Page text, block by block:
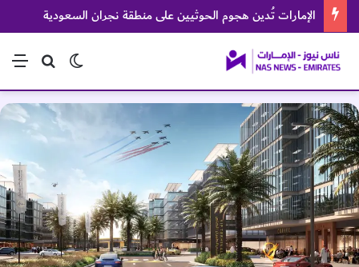
الإمارات تُدين هجوم الحوثيين على منطقة نجران السعودية
بحث عن
الوضع المظلم